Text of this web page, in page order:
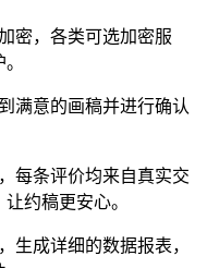
，各类可选加密服
意的画稿并进行确认
条评价均来自真实交
约稿更安心。
成详细的数据报表，